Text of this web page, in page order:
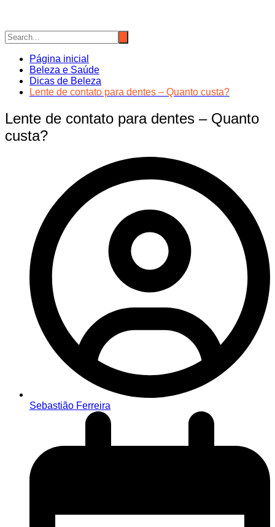
Página inicial
Beleza e Saúde
Dicas de Beleza
Lente de contato para dentes – Quanto custa?
Lente de contato para dentes – Quanto
custa?
Sebastião Ferreira